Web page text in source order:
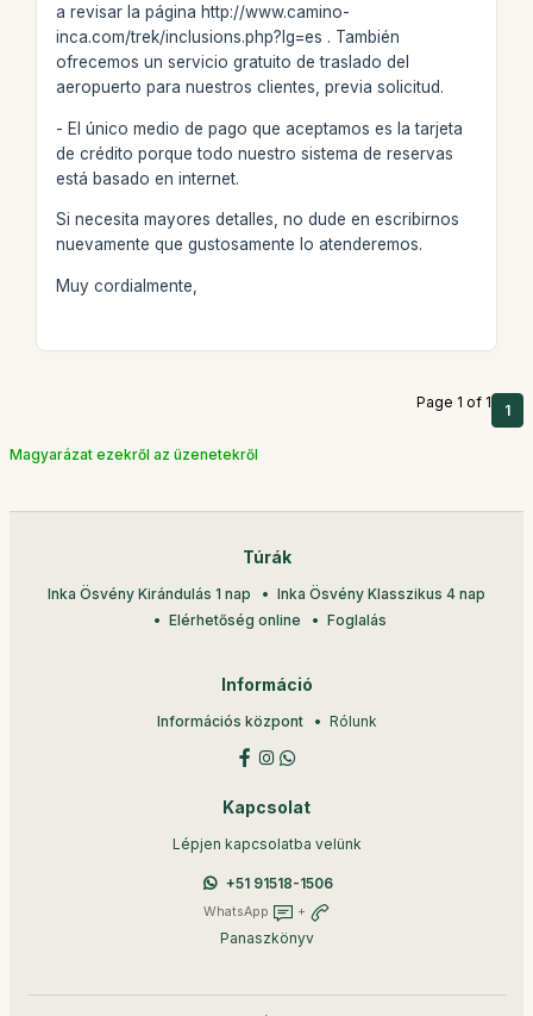
a revisar la página http://www.camino-
inca.com/trek/inclusions.php?lg=es . También
ofrecemos un servicio gratuito de traslado del
aeropuerto para nuestros clientes, previa solicitud.
- El único medio de pago que aceptamos es la tarjeta
de crédito porque todo nuestro sistema de reservas
está basado en internet.
Si necesita mayores detalles, no dude en escribirnos
nuevamente que gustosamente lo atenderemos.
Muy cordialmente,
Page 1 of 1 1
Magyarázat ezekről az üzenetekről
Túrák
Inka Ösvény Kirándulás 1 nap
Inka Ösvény Klasszikus 4 nap
Elérhetőség online
Foglalás
Információ
Információs központ Rólunk
Kapcsolat
Lépjen kapcsolatba velünk
+51 91518-1506
WhatsApp +
Panaszkönyv